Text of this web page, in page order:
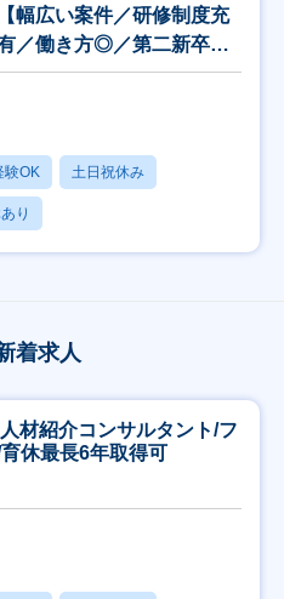
幅広い案件／研修制度充
／働き方◎／第二新卒歓
験OK 土日祝休み
り
着求人
材紹介コンサルタント/フ
休最長6年取得可